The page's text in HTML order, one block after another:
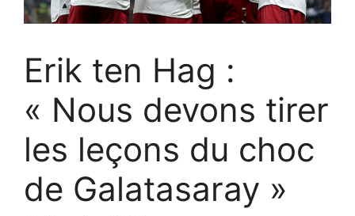
Erik ten Hag :
« Nous devons tirer
les leçons du choc
de Galatasaray »